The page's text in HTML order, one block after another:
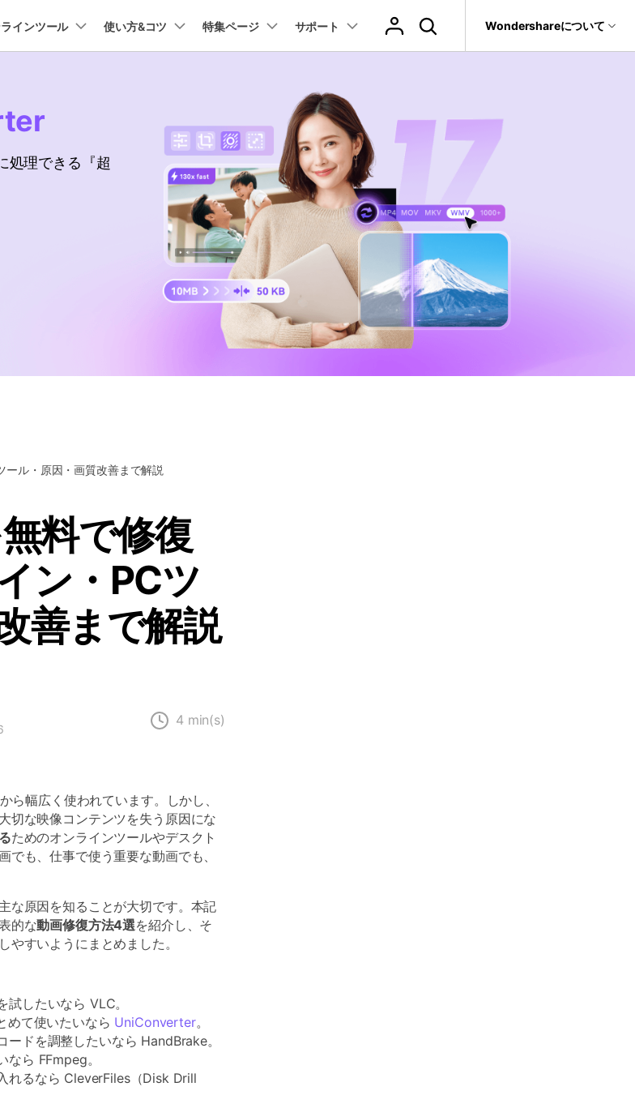
PDFelement
PDFelement Cloud
データ復元・バックアップ
Recoverit
データ復元ソフト
Repairit
動画・写真・ファイル修復ソフト
Dr.Fone
スマートフォン管理ソフト
MobileTrans
スマホ間のデータ転送ソフト
FamiSafe
子供の安全を守るアプリ
Wondershareについて
サポートセンター
パートナー
EdrawMind
EdrawMax
Filmora
UniConverter
データ復元・転送
Dr.Fone
Recoverit
企業情報
お問い合わせ
プラン＆価格 サポート Wondershareについて
UniConverter Windows版
UniConverter Mac版
補正 > AI 画像補正 >
ト読み上げ > シーン検出 >
透かし編集 >
ボイスチェンジャー
音声/動画
動画・音声変換 > プレーヤー >
動画・音声圧縮 > 動画・音声結合 >
動画・音声編集 > 音声をテキストに >
その他の機能 > 録画・録音 >
DVD・CD作成 >
インツール
オンライン動画変換ツール
動画・音声・画像の無料変換
Hot
使い方&コツ
動画関連のコツ
動画・音楽変換
動画ダウンロード
動画圧縮
もっと見る >>
特集ページ
教育現場で活用
YouTube関連
活用シーン
サポート
バージョン履歴
処理できる『超
ル・原因・画質改善まで解説
料で修復
ン・PCツ
善まで解説
4 min(s)
ら幅広く使われています。しかし、
切な映像コンテンツを失う原因にな
ためのオンラインツールやデスクト
も、仕事で使う重要な動画でも、
な原因を知ることが大切です。本記
的な動画修復方法4選を紹介し、そ
すいようにまとめました。
したいなら VLC。
めて使いたいなら UniConverter。
ードを調整したいなら HandBrake。
なら FFmpeg。
れるなら CleverFiles（Disk Drill